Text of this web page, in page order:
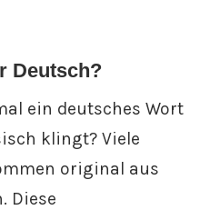
Deutsch?
ein deutsches Wort
klingt? Viele
original aus
Diese